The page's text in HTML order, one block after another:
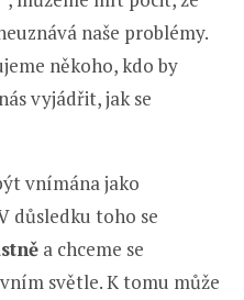
naše problémy.
někoho, kdo by
vyjádřit, jak se
vnímána jako
důsledku toho se
a chceme se
světle. K tomu může